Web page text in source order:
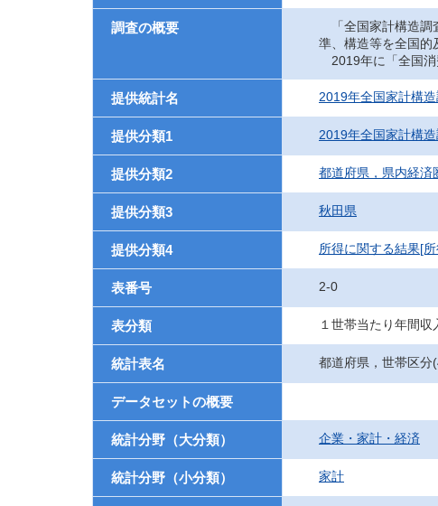
調査の概要
「全国家計構造調
準、構造等を全国的
2019年に「全国消
提供統計名 2019年全国家計構
提供分類1 2019年全国家計構
提供分類2 都道府県，県内経済
提供分類3 秋田県
提供分類4 所得に関する結果[
表番号 2-0
表分類 １世帯当たり年間収
統計表名 都道府県，世帯区分
データセットの概要
統計分野（大分類） 企業・家計・経済
統計分野（小分類） 家計